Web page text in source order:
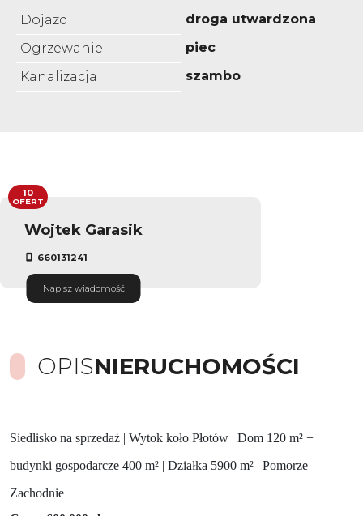
Dojazd
droga utwardzona
Ogrzewanie
piec
Kanalizacja
szambo
Wojtek Garasik
660131241
Napisz wiadomość
10
OFERT
OPISNIERUCHOMOŚCI
Siedlisko na sprzedaż | Wytok koło Płotów | Dom 120 m² +
budynki gospodarcze 400 m² | Działka 5900 m² | Pomorze
Zachodnie